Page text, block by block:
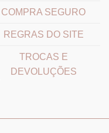
COMPRA SEGURO
REGRAS DO SITE
TROCAS E
DEVOLUÇÕES